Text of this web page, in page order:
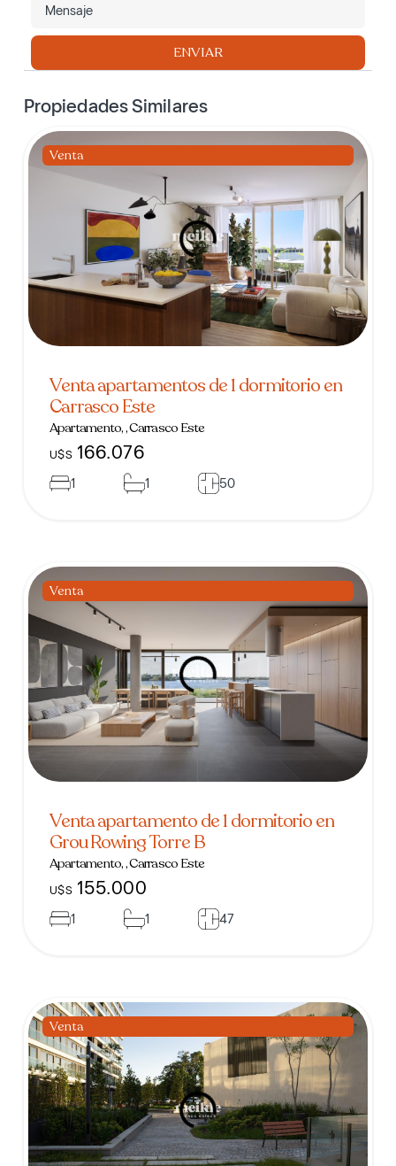
ENVIAR
Propiedades Similares
Venta
Venta apartamentos de 1 dormitorio en
Carrasco Este
Apartamento, , Carrasco Este
U$S 166.076
1 1 50
Venta
Venta apartamento de 1 dormitorio en
Grou Rowing Torre B
Apartamento, , Carrasco Este
U$S 155.000
1 1 47
Venta